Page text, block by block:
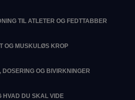
TIL ATLETER OG FEDTTABBER
OG MUSKULØS KROP
OG BIVIRKNINGER
HVAD DU SKAL VIDE